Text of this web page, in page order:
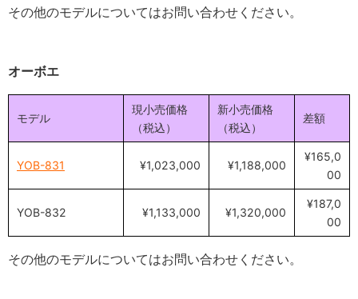
その他のモデルについてはお問い合わせください。
オーボエ
モデル
現小売価格
（税込）
新小売価格
（税込）
差額
YOB-831 ¥1,023,000 ¥1,188,000
¥165,0
00
YOB-832 ¥1,133,000 ¥1,320,000
¥187,0
00
その他のモデルについてはお問い合わせください。